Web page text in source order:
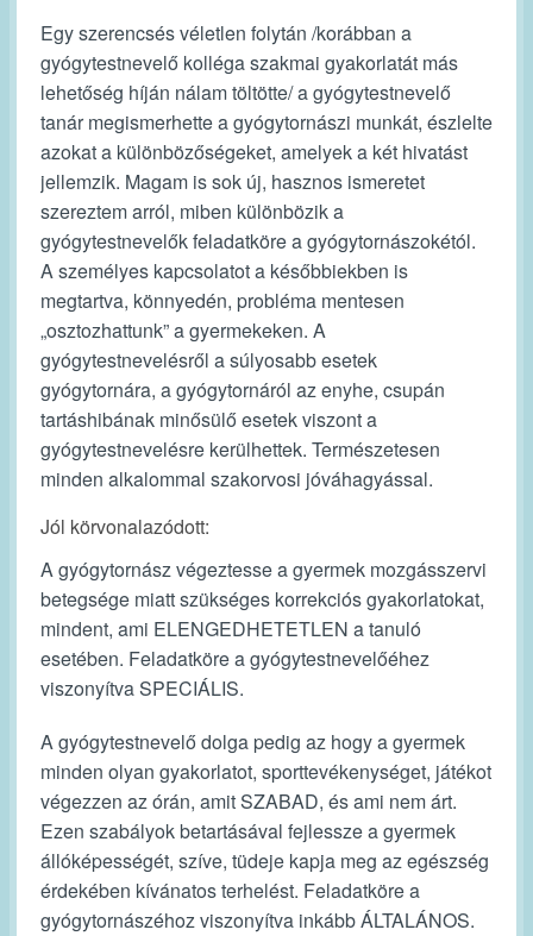
Egy szerencsés véletlen folytán /korábban a
gyógytestnevelő kolléga szakmai gyakorlatát más
lehetőség híján nálam töltötte/ a gyógytestnevelő
tanár megismerhette a gyógytornászi munkát, észlelte
azokat a különbözőségeket, amelyek a két hivatást
jellemzik. Magam is sok új, hasznos ismeretet
szereztem arról, miben különbözik a
gyógytestnevelők feladatköre a gyógytornászokétól.
A személyes kapcsolatot a későbbiekben is
megtartva, könnyedén, probléma mentesen
„osztozhattunk” a gyermekeken. A
gyógytestnevelésről a súlyosabb esetek
gyógytornára, a gyógytornáról az enyhe, csupán
tartáshibának minősülő esetek viszont a
gyógytestnevelésre kerülhettek. Természetesen
minden alkalommal szakorvosi jóváhagyással.
Jól körvonalazódott:
A gyógytornász végeztesse a gyermek mozgásszervi
betegsége miatt szükséges korrekciós gyakorlatokat,
mindent, ami ELENGEDHETETLEN a tanuló
esetében. Feladatköre a gyógytestnevelőéhez
viszonyítva SPECIÁLIS.
A gyógytestnevelő dolga pedig az hogy a gyermek
minden olyan gyakorlatot, sporttevékenységet, játékot
végezzen az órán, amit SZABAD, és ami nem árt.
Ezen szabályok betartásával fejlessze a gyermek
állóképességét, szíve, tüdeje kapja meg az egészség
érdekében kívánatos terhelést. Feladatköre a
gyógytornászéhoz viszonyítva inkább ÁLTALÁNOS.